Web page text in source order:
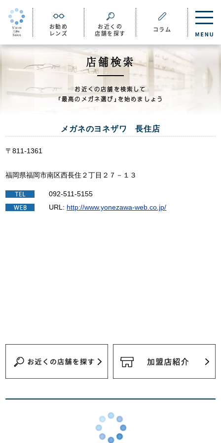
お勧め
レンズ
お近くの
店舗を探す
コラム
店舗検索
お近くの店舗を検索して
「最高のメガネ選び」を始めましょう
メガネのヨネザワ 長住店
〒811-1361
福岡県福岡市南区西長住２丁目２７－１３
092-511-5155
URL: http://www.yonezawa-web.co.jp/